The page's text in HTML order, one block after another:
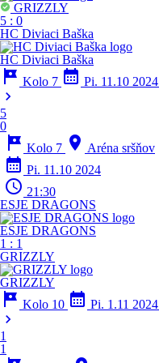
GRIZZLY
5 : 0
HC Diviaci Baška
HC Diviaci Baška
tour Kolo 7 calendar_month Pi. 11.10 2024
chevron_right
5
0
tour Kolo 7 location_on Aréna sršňov
calendar_month Pi. 11.10 2024
schedule 21:30
ESJE DRAGONS
ESJE DRAGONS
1 : 1
GRIZZLY
GRIZZLY
tour Kolo 10 calendar_month Pi. 1.11 2024
chevron_right
1
1